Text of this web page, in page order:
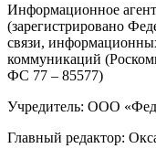
Информационное
(зарегистрировано
связи,
коммуникаций
ФС 77 – 85577)
Учредитель: ООО
Главный редактор: